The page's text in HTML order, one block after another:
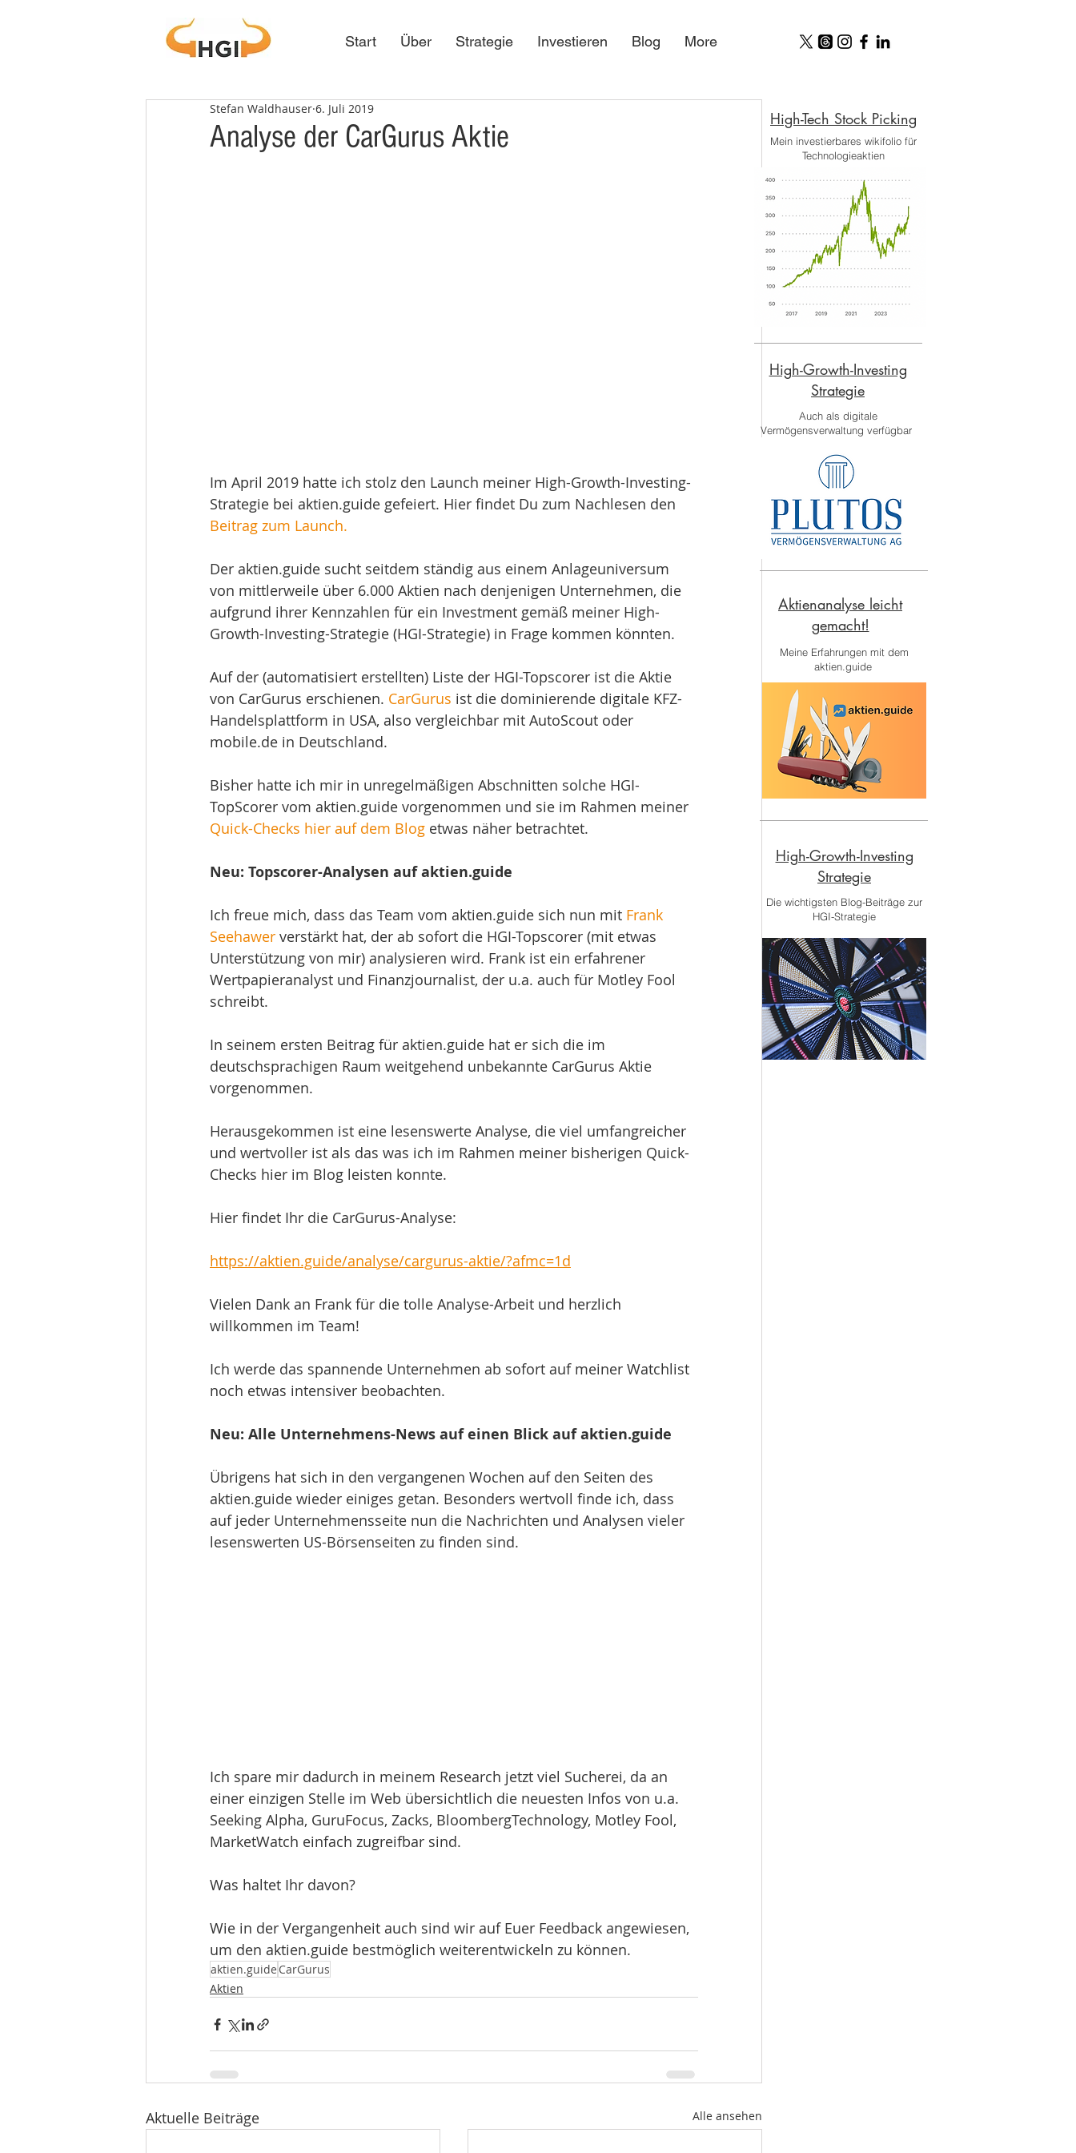
Start Über Strategie Investieren Blog More
Analyse der CarGurus Aktie
Stefan Waldhauser 6. Juli 2019
Im April 2019 hatte ich stolz den Launch meiner High-Growth-Investing-
Strategie bei aktien.guide gefeiert. Hier findet Du zum Nachlesen den
Beitrag zum Launch.
Der aktien.guide sucht seitdem ständig aus einem Anlageuniversum
von mittlerweile über 6.000 Aktien nach denjenigen Unternehmen, die
aufgrund ihrer Kennzahlen für ein Investment gemäß meiner High-
Growth-Investing-Strategie (HGI-Strategie) in Frage kommen könnten.
Auf der (automatisiert erstellten) Liste der HGI-Topscorer ist die Aktie
von CarGurus erschienen. CarGurus ist die dominierende digitale KFZ-
Handelsplattform in USA, also vergleichbar mit AutoScout oder
mobile.de in Deutschland.
Bisher hatte ich mir in unregelmäßigen Abschnitten solche HGI-
TopScorer vom aktien.guide vorgenommen und sie im Rahmen meiner
Quick-Checks hier auf dem Blog etwas näher betrachtet.
Neu: Topscorer-Analysen auf aktien.guide
Ich freue mich, dass das Team vom aktien.guide sich nun mit Frank
Seehawer verstärkt hat, der ab sofort die HGI-Topscorer (mit etwas
Unterstützung von mir) analysieren wird. Frank ist ein erfahrener
Wertpapieranalyst und Finanzjournalist, der u.a. auch für Motley Fool
schreibt.
In seinem ersten Beitrag für aktien.guide hat er sich die im
deutschsprachigen Raum weitgehend unbekannte CarGurus Aktie
vorgenommen.
Herausgekommen ist eine lesenswerte Analyse, die viel umfangreicher
und wertvoller ist als das was ich im Rahmen meiner bisherigen Quick-
Checks hier im Blog leisten konnte.
Hier findet Ihr die CarGurus-Analyse:
https://aktien.guide/analyse/cargurus-aktie/?afmc=1d
Vielen Dank an Frank für die tolle Analyse-Arbeit und herzlich
willkommen im Team!
Ich werde das spannende Unternehmen ab sofort auf meiner Watchlist
noch etwas intensiver beobachten.
Neu: Alle Unternehmens-News auf einen Blick auf aktien.guide
Übrigens hat sich in den vergangenen Wochen auf den Seiten des
aktien.guide wieder einiges getan. Besonders wertvoll finde ich, dass
auf jeder Unternehmensseite nun die Nachrichten und Analysen vieler
lesenswerten US-Börsenseiten zu finden sind.
Ich spare mir dadurch in meinem Research jetzt viel Sucherei, da an
einer einzigen Stelle im Web übersichtlich die neuesten Infos von u.a.
Seeking Alpha, GuruFocus, Zacks, BloombergTechnology, Motley Fool,
MarketWatch einfach zugreifbar sind.
Was haltet Ihr davon?
Wie in der Vergangenheit auch sind wir auf Euer Feedback angewiesen,
um den aktien.guide bestmöglich weiterentwickeln zu können.
aktien.guide CarGurus
Aktien
Aktuelle Beiträge Alle ansehen
Aktienanalyse leicht
gemacht!
Meine Erfahrungen mit dem
aktien.guide
High-Growth-Investing
Strategie
Die wichtigsten Blog-Beiträge zur
HGI-Strategie
High-Tech Stock Picking​
Mein investierbares wikifolio für
Technologieaktien
High-Growth-Investing
Strategie
Auch als digitale
Vermögensverwaltung verfügbar